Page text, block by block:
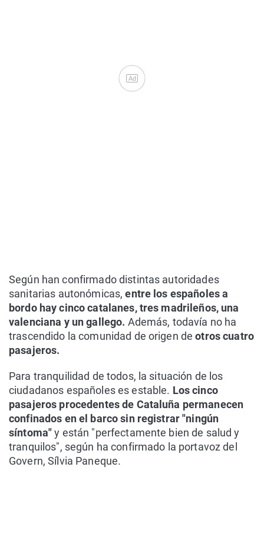
Ad
Según han confirmado distintas autoridades
sanitarias autonómicas,entre los españoles a
bordo hay cinco catalanes, tres madrileños, una
valenciana y un gallego. Además, todavía no ha
trascendido la comunidad de origen deotros cuatro
pasajeros.
Para tranquilidad de todos, la situación de los
ciudadanos españoles es estable. Los cinco
pasajeros procedentes de Cataluña permanecen
confinados en el barco sin registrar "ningún
síntoma"y están "perfectamente bien de salud y
tranquilos", según ha confirmado la portavoz del
Govern, Sílvia Paneque.